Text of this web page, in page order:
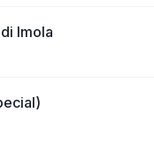
Imola